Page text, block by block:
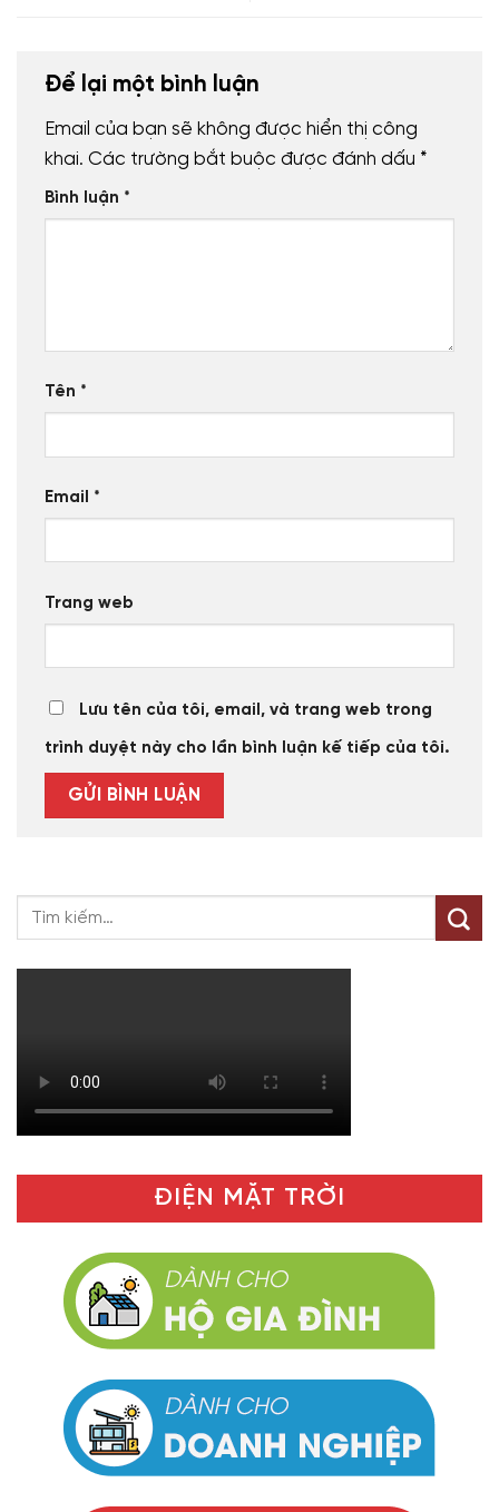
Để lại một bình luận
Email của bạn sẽ không được hiển thị công
khai. Các trường bắt buộc được đánh dấu *
Bình luận *
Tên *
Email *
Trang web
Lưu tên của tôi, email, và trang web trong
trình duyệt này cho lần bình luận kế tiếp của tôi.
ĐIỆN MẶT TRỜI